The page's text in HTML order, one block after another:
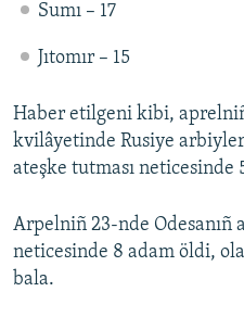
Sumı – 17
Jıtomır – 15
Haber etilgeni kibi,
kvilâyetinde Rusiye
ateşke tutması neticesinde
Arpelniñ 23-nde Odesanıñ
neticesinde 8 adam öldi,
bala.